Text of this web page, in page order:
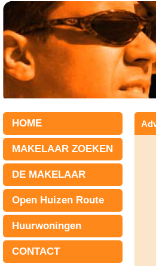
HOME
MAKELAAR ZOEKEN
DE MAKELAAR
Open Huizen Route
Huurwoningen
CONTACT